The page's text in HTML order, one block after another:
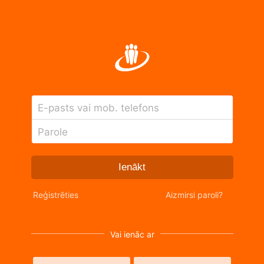
E-pasts vai mob. telefons
Parole
Ienākt
Reģistrēties Aizmirsi paroli?
Vai ienāc ar